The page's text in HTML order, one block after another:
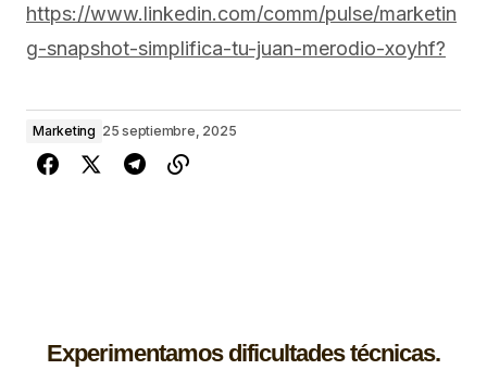
https://www.linkedin.com/comm/pulse/marketin
g-snapshot-simplifica-tu-juan-merodio-xoyhf?
Marketing 25 septiembre, 2025